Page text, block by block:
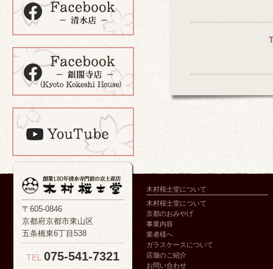
〒605-0846
京都府京都市東山区
五条橋東6丁目538
TEL075-541-7321
木村桜士堂について
木村桜士堂について
京都のおみやげ
事業内容
業者様へ
ガラスケースについて
店舗のご紹介
お問い合わせ